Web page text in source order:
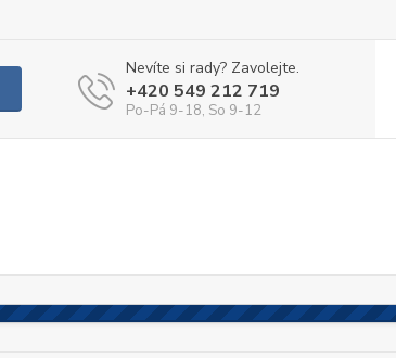
Nevíte si rady? Zavolejte.
+420 549 212 719
Po-Pá 9-18, So 9-12